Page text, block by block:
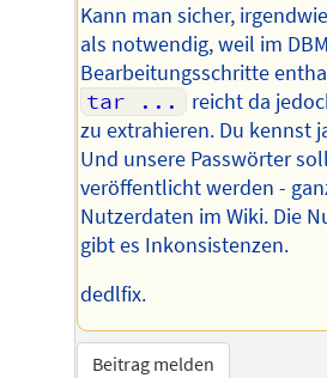
Kann man sicher,
als notwendig, weil im
Bearbeitungsschritte
tar ...
reicht da
zu extrahieren. Du kennst
Und unsere Passwörter
veröffentlicht werden -
Nutzerdaten im Wiki. Die
gibt es Inkonsistenzen.
dedlfix.
Beitrag melden